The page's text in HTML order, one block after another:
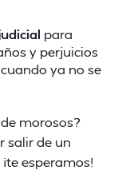
para
y perjuicios
ya no se
morosos?
salir de un
esperamos!